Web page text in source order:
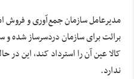
مدیرعامل سازمان جمع‌آوری و فروش
برائت برای سازمان دردسرساز شده
کالا عین آن را استرداد کند، این
ندارد.